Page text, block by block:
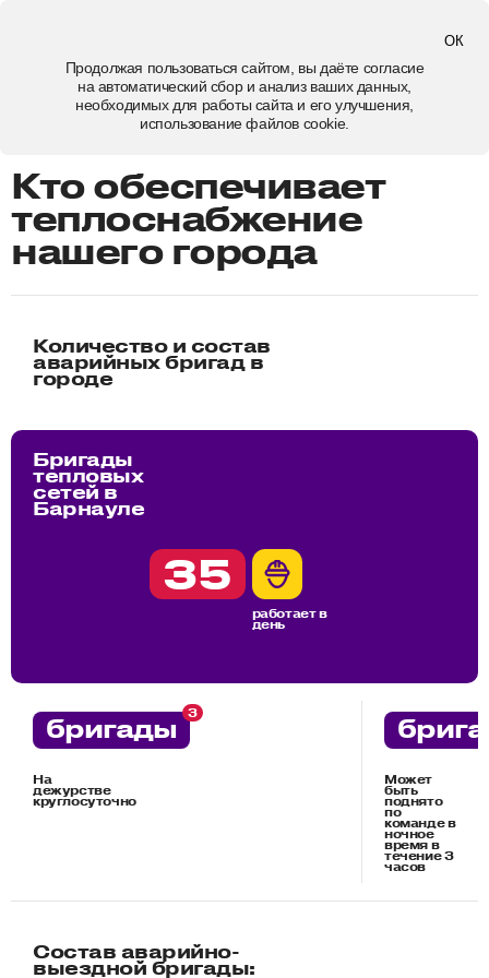
ОК
Продолжая пользоваться сайтом, вы даёте согласие
на автоматический сбор и анализ ваших данных,
необходимых для работы сайта и его улучшения,
использование файлов cookie.
кто обеспечивает теплоснабжение нашего города
Кто обеспечивает
теплоснабжение
нашего города
Количество и состав
аварийных бригад в
городе
Бригады
тепловых
сетей в
Барнауле
35
работает в
день
бригады
3
На
дежурстве
круглосуточно
Может
быть
поднято
по
команде в
ночное
время в
течение 3
часов
Состав аварийно-
выездной бригады: